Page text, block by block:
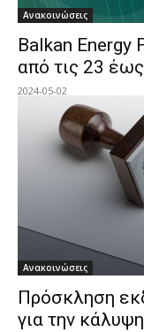
Ανακοινώσεις
Balkan Energy
από τις 23
2024-05-02
Ανακοινώσεις
Πρόσκληση
για την